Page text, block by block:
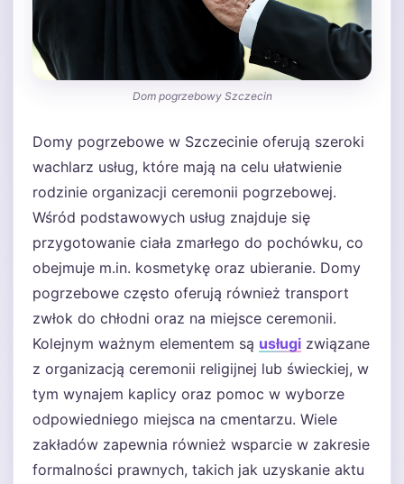
Dom pogrzebowy Szczecin
Domy pogrzebowe w Szczecinie oferują szeroki
wachlarz usług, które mają na celu ułatwienie
rodzinie organizacji ceremonii pogrzebowej.
Wśród podstawowych usług znajduje się
przygotowanie ciała zmarłego do pochówku, co
obejmuje m.in. kosmetykę oraz ubieranie. Domy
pogrzebowe często oferują również transport
zwłok do chłodni oraz na miejsce ceremonii.
Kolejnym ważnym elementem są usługi związane
z organizacją ceremonii religijnej lub świeckiej, w
tym wynajem kaplicy oraz pomoc w wyborze
odpowiedniego miejsca na cmentarzu. Wiele
zakładów zapewnia również wsparcie w zakresie
formalności prawnych, takich jak uzyskanie aktu